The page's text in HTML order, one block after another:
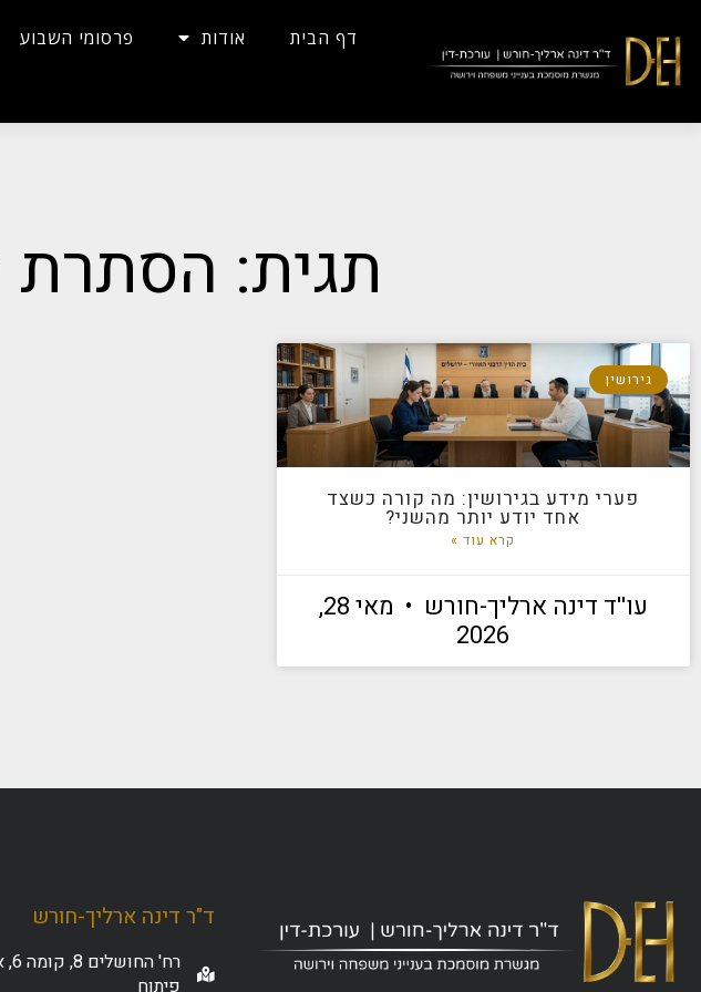
דף הבית אודות פרסומי השבוע
תגית: הסתרת
גירושין
פערי מידע בגירושין: מה קורה כשצד
אחד יודע יותר מהשני?
קרא עוד »
עו''ד דינה ארליך-חורש
מאי 28,
2026
ד"ר דינה ארליך-חורש
פיתוח